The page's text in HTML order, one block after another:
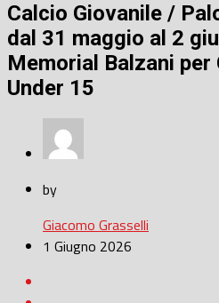
Calcio Giovanile /
dal 31 maggio al 2
Memorial Balzani per
Under 15
by
Giacomo Grasselli
1 Giugno 2026